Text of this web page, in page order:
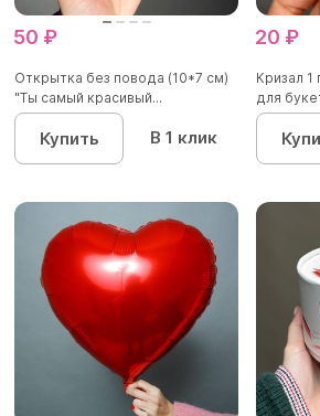
50 ₽
Открытка без повода (10*7 см)
"Ты самый красивый...
Купить В 1 клик
20 ₽
Кризал
для